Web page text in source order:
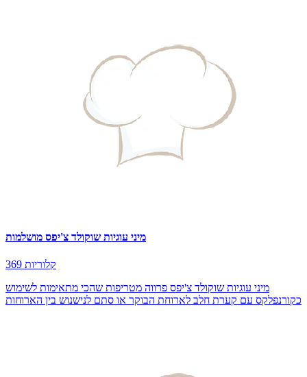
מיני עוגיות שוקולד צ'יפס מושלמות
369 קלוריות
מיני עוגיות שוקולד צ'יפס פרווה מטריפות שהכי מתאימות לשימוש
כקורנפלקס עם קערת חלב לארוחת הבוקר או סתם לנישנוש בין הארוחות